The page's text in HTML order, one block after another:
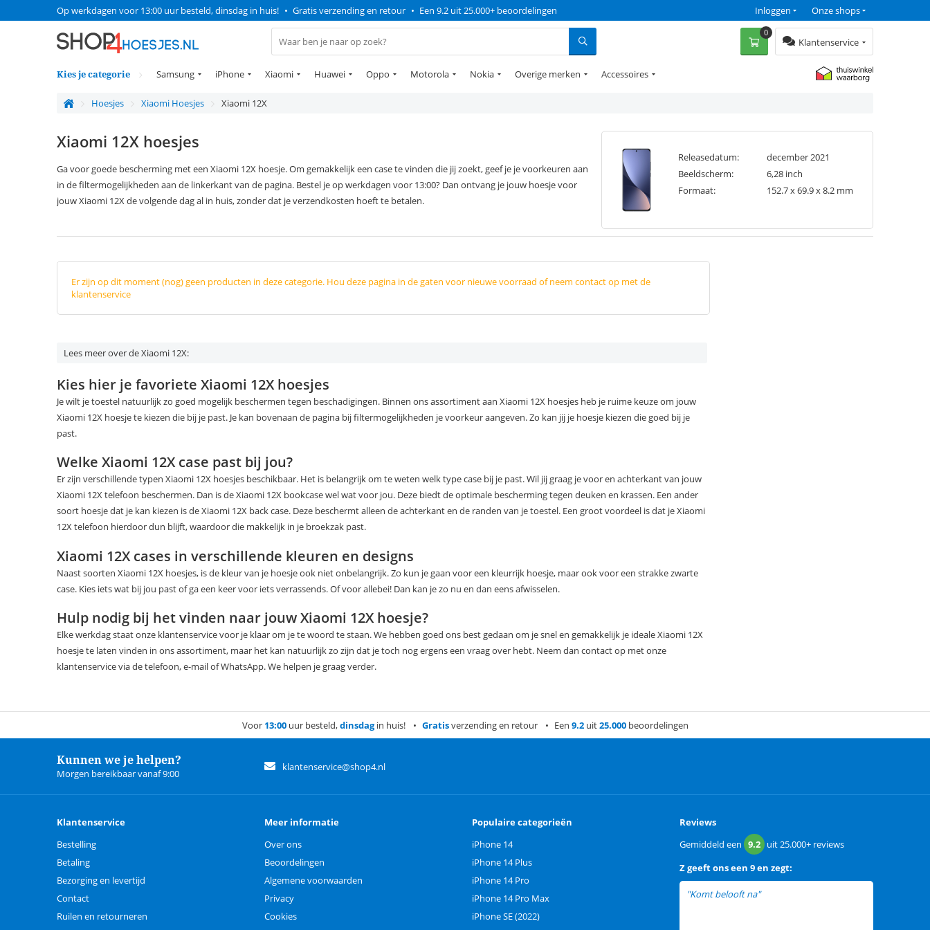
Op werkdagen voor 13:00 uur besteld, dinsdag in huis! • Gratis verzending en retour • Een 9.2 uit 25.000+ beoordelingen Onze shops
Inloggen
Klantenservice
0
Kies je categorie Samsung iPhone Xiaomi Huawei Oppo Motorola Nokia Overige merken Accessoires
Hoesjes Xiaomi Hoesjes Xiaomi 12X
Xiaomi 12X hoesjes
Ga voor goede bescherming met een Xiaomi 12X hoesje. Om gemakkelijk een case te vinden die jij zoekt, geef je je voorkeuren aan
in de filtermogelijkheden aan de linkerkant van de pagina. Bestel je op werkdagen voor 13:00? Dan ontvang je jouw hoesje voor
jouw Xiaomi 12X de volgende dag al in huis, zonder dat je verzendkosten hoeft te betalen.
Releasedatum:
december 2021
Beeldscherm:
6,28 inch
Formaat:
152.7 x 69.9 x 8.2 mm
Er zijn op dit moment (nog) geen producten in deze categorie. Hou deze pagina in de gaten voor nieuwe voorraad of neem contact op met de
klantenservice
Lees meer over de Xiaomi 12X:
Kies hier je favoriete Xiaomi 12X hoesjes
Je wilt je toestel natuurlijk zo goed mogelijk beschermen tegen beschadigingen. Binnen ons assortiment aan Xiaomi 12X hoesjes heb je ruime keuze om jouw
Xiaomi 12X hoesje te kiezen die bij je past. Je kan bovenaan de pagina bij filtermogelijkheden je voorkeur aangeven. Zo kan jij je hoesje kiezen die goed bij je
past.
Welke Xiaomi 12X case past bij jou?
Er zijn verschillende typen Xiaomi 12X hoesjes beschikbaar. Het is belangrijk om te weten welk type case bij je past. Wil jij graag je voor en achterkant van jouw
Xiaomi 12X telefoon beschermen. Dan is de Xiaomi 12X bookcase wel wat voor jou. Deze biedt de optimale bescherming tegen deuken en krassen. Een ander
soort hoesje dat je kan kiezen is de Xiaomi 12X back case. Deze beschermt alleen de achterkant en de randen van je toestel. Een groot voordeel is dat je Xiaomi
12X telefoon hierdoor dun blijft, waardoor die makkelijk in je broekzak past.
Xiaomi 12X cases in verschillende kleuren en designs
Naast soorten Xiaomi 12X hoesjes, is de kleur van je hoesje ook niet onbelangrijk. Zo kun je gaan voor een kleurrijk hoesje, maar ook voor een strakke zwarte
case. Kies iets wat bij jou past of ga een keer voor iets verrassends. Of voor allebei! Dan kan je zo nu en dan eens afwisselen.
Hulp nodig bij het vinden naar jouw Xiaomi 12X hoesje?
Elke werkdag staat onze klantenservice voor je klaar om je te woord te staan. We hebben goed ons best gedaan om je snel en gemakkelijk je ideale Xiaomi 12X
hoesje te laten vinden in ons assortiment, maar het kan natuurlijk zo zijn dat je toch nog ergens een vraag over hebt. Neem dan contact op met onze
klantenservice via de telefoon, e-mail of WhatsApp. We helpen je graag verder.
Voor 13:00uur besteld,dinsdagin huis! Gratisverzending en retour Een 9.2uit25.000beoordelingen
Kunnen we je helpen?
Morgen bereikbaar vanaf 9:00
klantenservice@shop4.nl
Klantenservice
Bestelling
Betaling
Bezorging en levertijd
Contact
Ruilen en retourneren
Meer informatie
Over ons
Beoordelingen
Algemene voorwaarden
Privacy
Cookies
Populaire categorieën
iPhone 14
iPhone 14 Plus
iPhone 14 Pro
iPhone 14 Pro Max
iPhone SE (2022)
Reviews
Gemiddeld een 9.2 uit25.000+ reviews
Zgeeft ons een 9 en zegt:
"Komt belooft na"